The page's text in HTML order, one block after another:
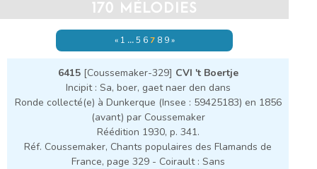
170 MÉLODIES
« 1 … 5 6 7 8 9 »
6415[Coussemaker-329] CVI 't Boertje
Incipit : Sa, boer, gaet naer den dans
Ronde collecté(e) à Dunkerque (Insee : 59425183) en 1856
(avant) par Coussemaker
Réédition 1930, p. 341.
Réf. Coussemaker, Chants populaires des Flamands de
France, page 329 - Coirault : Sans